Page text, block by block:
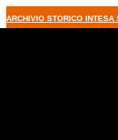
ARCHIVIO STORICO INTESA